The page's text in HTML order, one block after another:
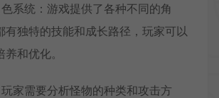
系统：游戏提供了各种不同的角
有独特的技能和成长路径，玩家可以
和优化。
家需要分析怪物的种类和攻击方